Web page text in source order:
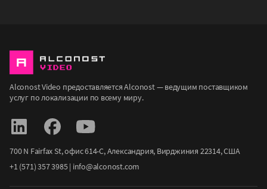
Alconost Video предоставляется Alconost — ведущим поставщиком
услуг по локализации по всему миру.
700 N Fairfax St, офис 614-С, Александрия, Вирджиния 22314, США
+1 (571) 357 3985| info@alconost.com